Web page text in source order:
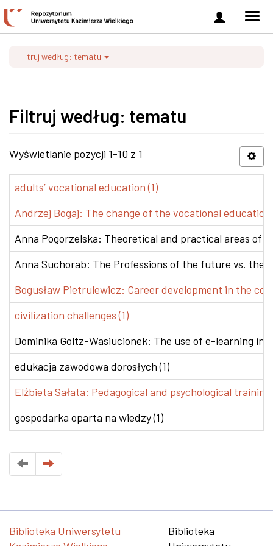
Zaloguj
się
Filtruj według: tematu
Filtruj według: tematu
Wyświetlanie pozycji 1-10 z 1
adults’ vocational education (1)
Andrzej Bogaj: The change of the vocational
Anna Pogorzelska: Theoretical and practical areas of
Anna Suchorab: The Professions of the future vs. the
Bogusław Pietrulewicz: Career development in the
civilization challenges (1)
Dominika Goltz-Wasiucionek: The use of e-learning in
edukacja zawodowa dorosłych (1)
Elżbieta Sałata: Pedagogical and psychological
gospodarka oparta na wiedzy (1)
Biblioteka Uniwersytetu
Biblioteka